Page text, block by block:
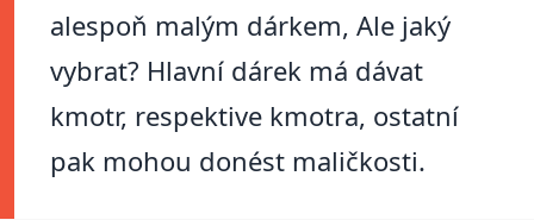
alespoň malým dárkem, Ale jaký
vybrat? Hlavní dárek má dávat
kmotr, respektive kmotra, ostatní
pak mohou donést maličkosti.